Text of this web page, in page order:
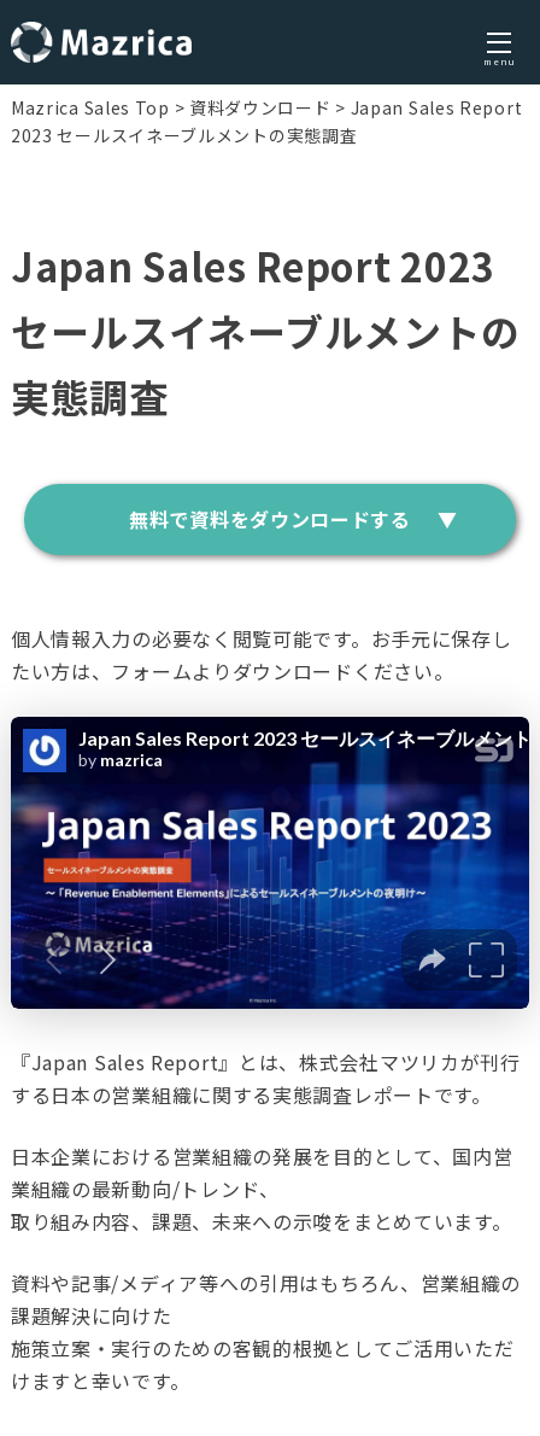
Skip
to
menu
Mazrica Sales Top 資料ダウンロード
Japan Sales Report
2023 セールスイネーブルメントの実態調査
Japan Sales Report 2023
セールスイネーブルメントの
実態調査
無料で資料をダウンロードする
個人情報入力の必要なく閲覧可能です。お手元に保存し
たい方は、フォームよりダウンロードください。
『Japan Sales Report』とは、株式会社マツリカが刊行
する日本の営業組織に関する実態調査レポートです。
日本企業における営業組織の発展を目的として、国内営
業組織の最新動向/トレンド、
取り組み内容、課題、未来への示唆をまとめています。
資料や記事/メディア等への引用はもちろん、営業組織の
課題解決に向けた
施策立案・実行のための客観的根拠としてご活用いただ
けますと幸いです。